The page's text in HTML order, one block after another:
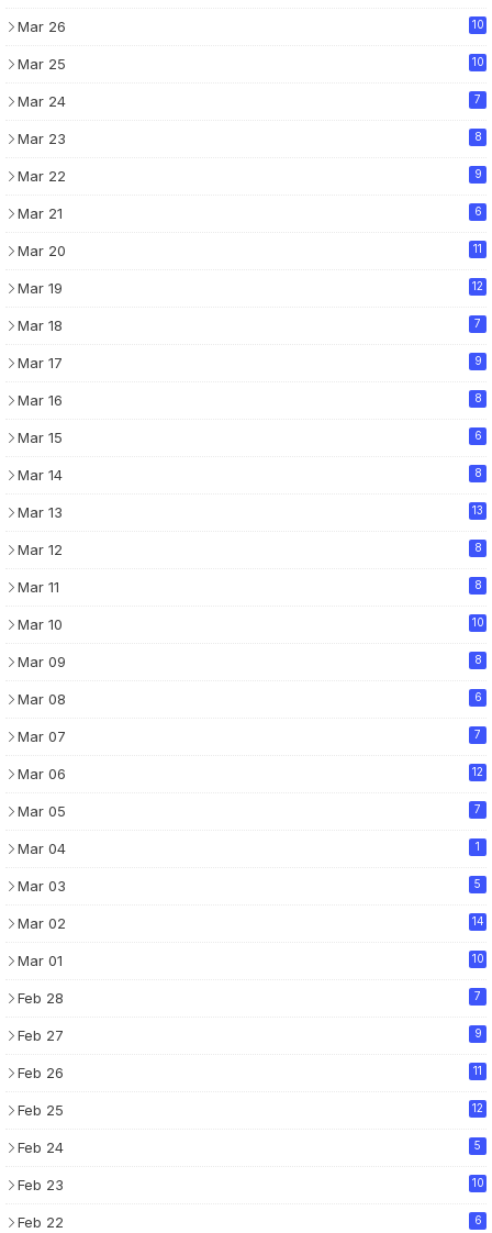
Mar 26 10
Mar 25 10
Mar 24 7
Mar 23 8
Mar 22 9
Mar 21 6
Mar 20 11
Mar 19 12
Mar 18 7
Mar 17 9
Mar 16 8
Mar 15 6
Mar 14 8
Mar 13 13
Mar 12 8
Mar 11 8
Mar 10 10
Mar 09 8
Mar 08 6
Mar 07 7
Mar 06 12
Mar 05 7
Mar 04 1
Mar 03 5
Mar 02 14
Mar 01 10
Feb 28 7
Feb 27 9
Feb 26 11
Feb 25 12
Feb 24 5
Feb 23 10
Feb 22 6